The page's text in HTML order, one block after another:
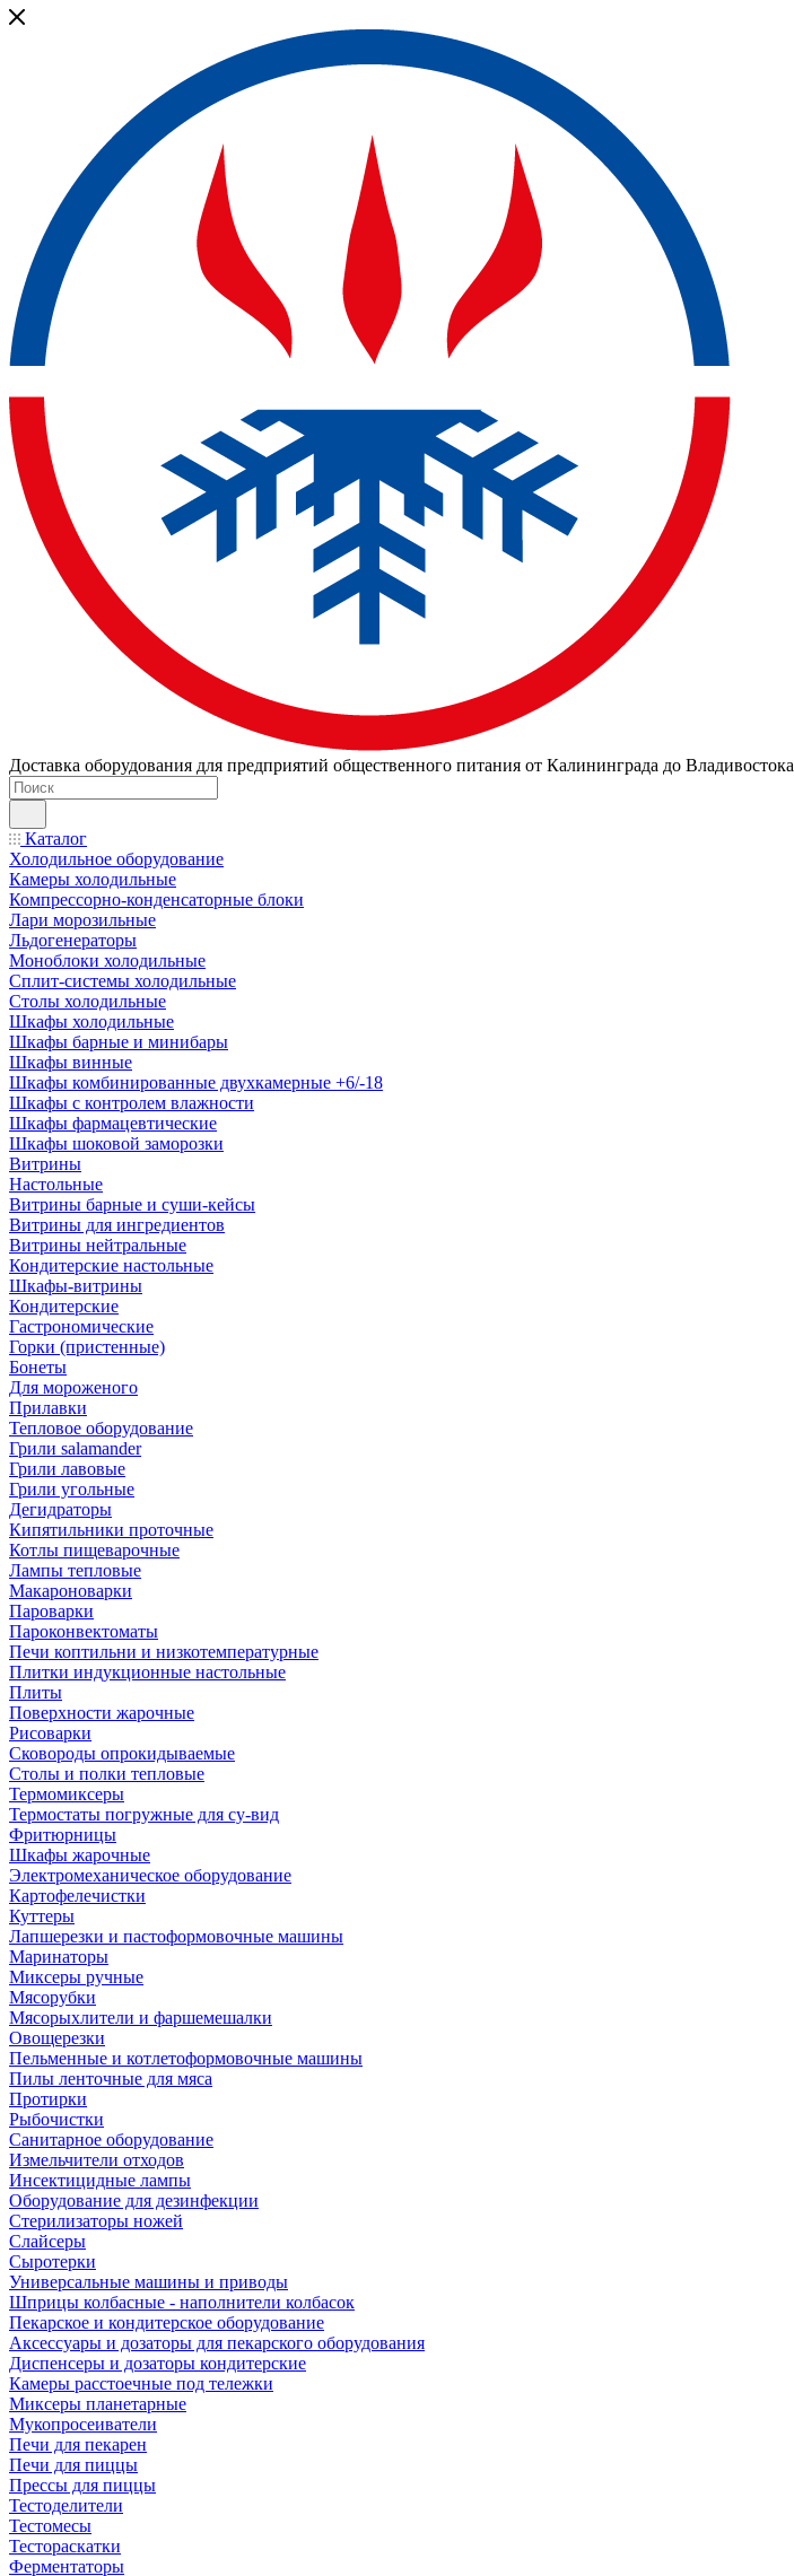
Доставка оборудования для предприятий общественного питания от Калининграда до Владивостока
Каталог
Холодильное оборудование
Камеры холодильные
Компрессорно-конденсаторные блоки
Лари морозильные
Льдогенераторы
Моноблоки холодильные
Сплит-системы холодильные
Столы холодильные
Шкафы холодильные
Шкафы барные и минибары
Шкафы винные
Шкафы комбинированные двухкамерные +6/-18
Шкафы с контролем влажности
Шкафы фармацевтические
Шкафы шоковой заморозки
Витрины
Настольные
Витрины барные и суши-кейсы
Витрины для ингредиентов
Витрины нейтральные
Кондитерские настольные
Шкафы-витрины
Кондитерские
Гастрономические
Горки (пристенные)
Бонеты
Для мороженого
Прилавки
Тепловое оборудование
Грили salamander
Грили лавовые
Грили угольные
Дегидраторы
Кипятильники проточные
Котлы пищеварочные
Лампы тепловые
Макароноварки
Пароварки
Пароконвектоматы
Печи коптильни и низкотемпературные
Плитки индукционные настольные
Плиты
Поверхности жарочные
Рисоварки
Сковороды опрокидываемые
Столы и полки тепловые
Термомиксеры
Термостаты погружные для су-вид
Фритюрницы
Шкафы жарочные
Электромеханическое оборудование
Картофелечистки
Куттеры
Лапшерезки и пастоформовочные машины
Маринаторы
Миксеры ручные
Мясорубки
Мясорыхлители и фаршемешалки
Овощерезки
Пельменные и котлетоформовочные машины
Пилы ленточные для мяса
Протирки
Рыбочистки
Санитарное оборудование
Измельчители отходов
Инсектицидные лампы
Оборудование для дезинфекции
Стерилизаторы ножей
Слайсеры
Сыротерки
Универсальные машины и приводы
Шприцы колбасные - наполнители колбасок
Пекарское и кондитерское оборудование
Аксессуары и дозаторы для пекарского оборудования
Диспенсеры и дозаторы кондитерские
Камеры расстоечные под тележки
Миксеры планетарные
Мукопросеиватели
Печи для пекарен
Печи для пиццы
Прессы для пиццы
Тестоделители
Тестомесы
Тестораскатки
Ферментаторы